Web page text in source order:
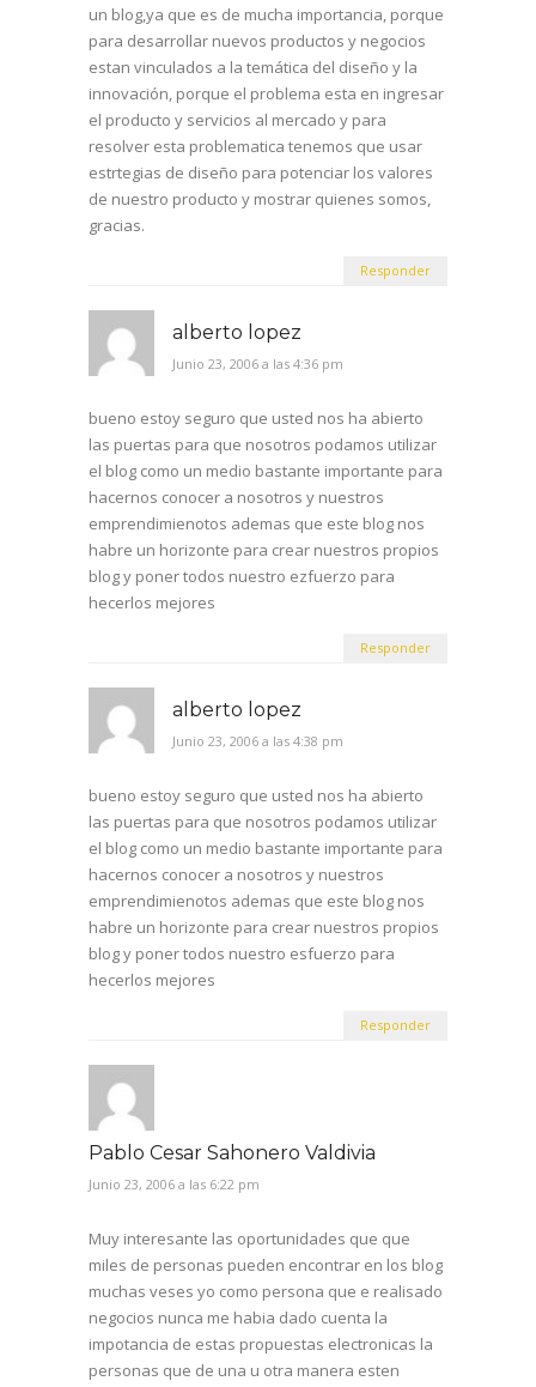
un blog,ya que es de mucha importancia, porque
para desarrollar nuevos productos y negocios
estan vinculados a la temática del diseño y la
innovación, porque el problema esta en ingresar
el producto y servicios al mercado y para
resolver esta problematica tenemos que usar
estrtegias de diseño para potenciar los valores
de nuestro producto y mostrar quienes somos,
gracias.
Responder
alberto lopez
Junio 23, 2006 a las 4:36 pm
bueno estoy seguro que usted nos ha abierto
las puertas para que nosotros podamos utilizar
el blog como un medio bastante importante para
hacernos conocer a nosotros y nuestros
emprendimienotos ademas que este blog nos
habre un horizonte para crear nuestros propios
blog y poner todos nuestro ezfuerzo para
hecerlos mejores
Responder
alberto lopez
Junio 23, 2006 a las 4:38 pm
bueno estoy seguro que usted nos ha abierto
las puertas para que nosotros podamos utilizar
el blog como un medio bastante importante para
hacernos conocer a nosotros y nuestros
emprendimienotos ademas que este blog nos
habre un horizonte para crear nuestros propios
blog y poner todos nuestro esfuerzo para
hecerlos mejores
Responder
Pablo Cesar Sahonero Valdivia
Junio 23, 2006 a las 6:22 pm
Muy interesante las oportunidades que que
miles de personas pueden encontrar en los blog
muchas veses yo como persona que e realisado
negocios nunca me habia dado cuenta la
impotancia de estas propuestas electronicas la
personas que de una u otra manera esten